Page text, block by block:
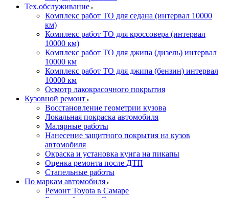
Тех.обслуживание
Комплекс работ ТО для седана (интервал 10000
км)
Комплекс работ ТО для кроссовера (интервал
10000 км)
Комплекс работ ТО для джипа (дизель) интервал
10000 км
Комплекс работ ТО для джипа (бензин) интервал
10000 км
Осмотр лакокрасочного покрытия
Кузовной ремонт
Восстановление геометрии кузова
Локальная покраска автомобиля
Малярные работы
Нанесение защитного покрытия на кузов
автомобиля
Окраска и установка кунга на пикапы
Оценка ремонта после ДТП
Стапельные работы
По маркам автомобиля
Ремонт Toyota в Самаре